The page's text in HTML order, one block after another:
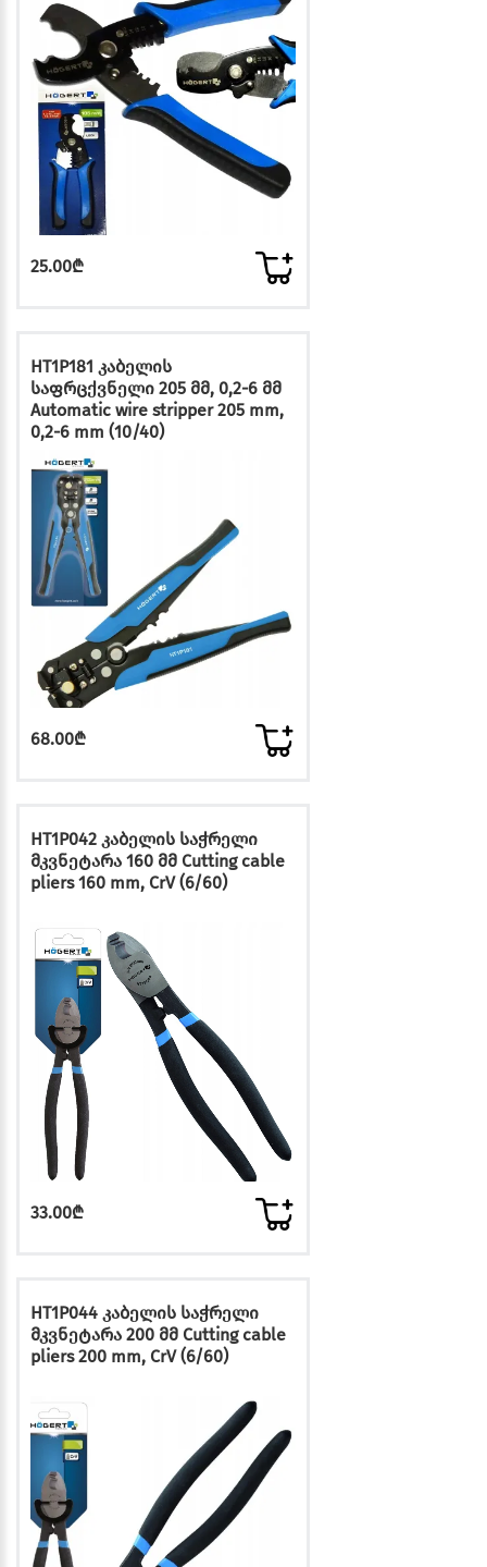
25.00₾
HT1P181 კაბელის
საფრცქვნელი 205 მმ, 0,2-6 მმ
Automatic wire stripper 205 mm,
0,2-6 mm (10/40)
68.00₾
HT1P042 კაბელის საჭრელი
მკვნეტარა 160 მმ Cutting cable
pliers 160 mm, CrV (6/60)
33.00₾
HT1P044 კაბელის საჭრელი
მკვნეტარა 200 მმ Cutting cable
pliers 200 mm, CrV (6/60)